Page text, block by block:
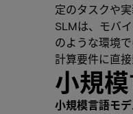
定のタスクや
SLMは、モバ
のような環境
計算要件に直
小規
小規模言語モデ